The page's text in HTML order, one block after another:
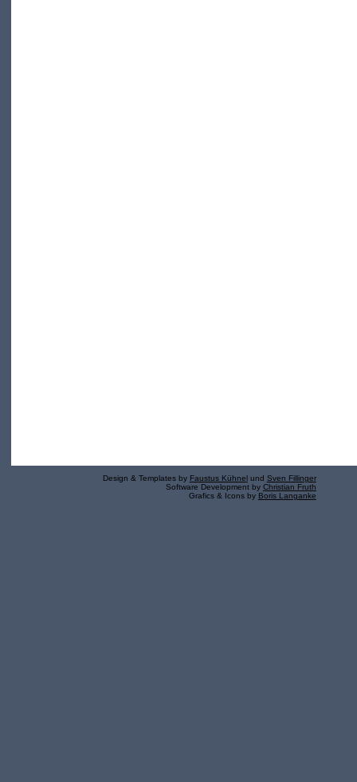
Design & Templates by Faustus Kühnel und Sven Fillinger
Software Development by Christian Fruth
Grafics & Icons by Boris Langanke